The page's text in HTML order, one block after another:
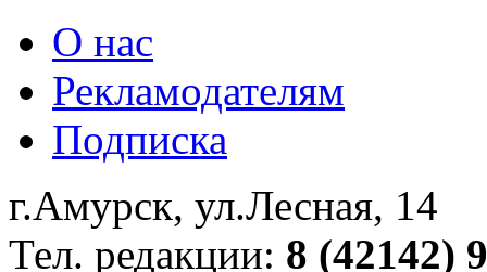
О нас
Рекламодателям
Подписка
г.Амурск, ул.Лесная, 14
Тел. редакции: 8 (42142)